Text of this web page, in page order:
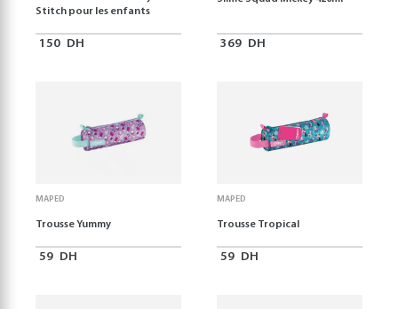
Stitch pour les enfants
150 DH 369 DH
MAPED
Trousse Yummy
59 DH
MAPED
Trousse Tropical
59 DH